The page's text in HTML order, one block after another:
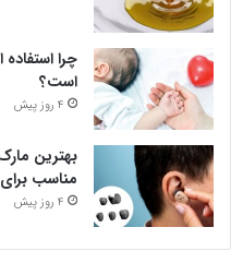
چرا
است؟
4 روز پیش
بهترین
مناسب
4 روز پیش